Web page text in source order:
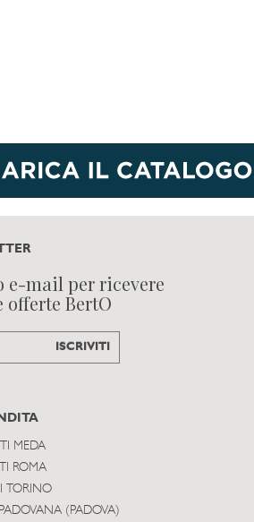
mail per ricevere
offerte BertO
ISCRIVITI
MEDA
ROMA
TORINO
(PADOVA)